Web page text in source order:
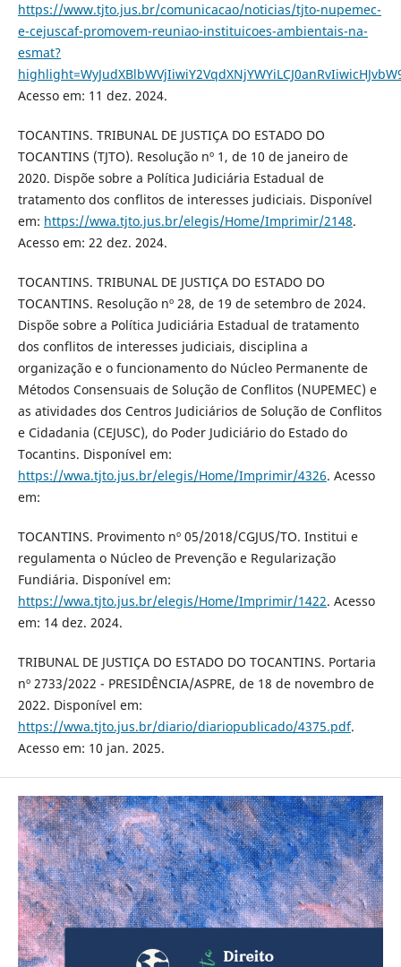
https://www.tjto.jus.br/comunicacao/noticias/tjto-nupemec-
e-cejuscaf-promovem-reuniao-instituicoes-ambientais-na-
esmat?
Acesso em: 11 dez. 2024.
TOCANTINS. TRIBUNAL DE JUSTIÇA DO ESTADO DO
TOCANTINS (TJTO). Resolução nº 1, de 10 de janeiro de
2020. Dispõe sobre a Política Judiciária Estadual de
tratamento dos conflitos de interesses judiciais. Disponível
em: https://wwa.tjto.jus.br/elegis/Home/Imprimir/2148.
Acesso em: 22 dez. 2024.
TOCANTINS. TRIBUNAL DE JUSTIÇA DO ESTADO DO
TOCANTINS. Resolução nº 28, de 19 de setembro de 2024.
Dispõe sobre a Política Judiciária Estadual de tratamento
dos conflitos de interesses judiciais, disciplina a
organização e o funcionamento do Núcleo Permanente de
Métodos Consensuais de Solução de Conflitos (NUPEMEC) e
as atividades dos Centros Judiciários de Solução de Conflitos
e Cidadania (CEJUSC), do Poder Judiciário do Estado do
Tocantins. Disponível em:
https://wwa.tjto.jus.br/elegis/Home/Imprimir/4326. Acesso
em:
TOCANTINS. Provimento nº 05/2018/CGJUS/TO. Institui e
regulamenta o Núcleo de Prevenção e Regularização
Fundiária. Disponível em:
https://wwa.tjto.jus.br/elegis/Home/Imprimir/1422. Acesso
em: 14 dez. 2024.
TRIBUNAL DE JUSTIÇA DO ESTADO DO TOCANTINS. Portaria
nº 2733/2022 - PRESIDÊNCIA/ASPRE, de 18 de novembro de
2022. Disponível em:
https://wwa.tjto.jus.br/diario/diariopublicado/4375.pdf.
Acesso em: 10 jan. 2025.